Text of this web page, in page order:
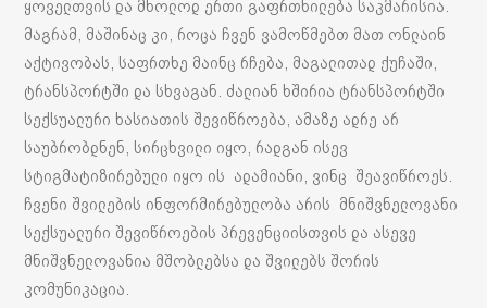
ყოველთვის და მხოლოდ ერთი გაფრთხილება საკმარისია.
მაგრამ, მაშინაც კი, როცა ჩვენ ვამოწმებთ მათ ონლაინ
აქტივობას, საფრთხე მაინც რჩება, მაგალითად ქუჩაში,
ტრანსპორტში და სხვაგან. ძალიან ხშირია ტრანსპორტში
სექსუალური ხასიათის შევიწროება, ამაზე ადრე არ
საუბრობდნენ, სირცხვილი იყო, რადგან ისევ
სტიგმატიზირებული იყო ის ადამიანი, ვინც შეავიწროეს.
ჩვენი შვილების ინფორმირებულობა არის მნიშვნელოვანი
სექსუალური შევიწროების პრევენციისთვის და ასევე
მნიშვნელოვანია მშობლებსა და შვილებს შორის
კომუნიკაცია.